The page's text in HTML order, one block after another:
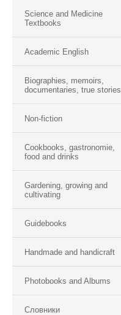
Science and Medicine
Textbooks
Academic English
Biographies, memoirs,
documentaries, true stories
Non-fiction
Cookbooks, gastronomie,
food and drinks
Gardening, growing and
cultivating
Guidebooks
Handmade and handicraft
Photobooks and Albums
Словники